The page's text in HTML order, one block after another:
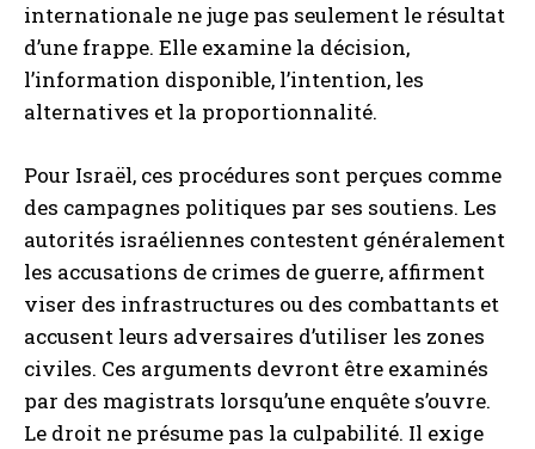
internationale ne juge pas seulement le résultat
d’une frappe. Elle examine la décision,
l’information disponible, l’intention, les
alternatives et la proportionnalité.
Pour Israël, ces procédures sont perçues comme
des campagnes politiques par ses soutiens. Les
autorités israéliennes contestent généralement
les accusations de crimes de guerre, affirment
viser des infrastructures ou des combattants et
accusent leurs adversaires d’utiliser les zones
civiles. Ces arguments devront être examinés
par des magistrats lorsqu’une enquête s’ouvre.
Le droit ne présume pas la culpabilité. Il exige